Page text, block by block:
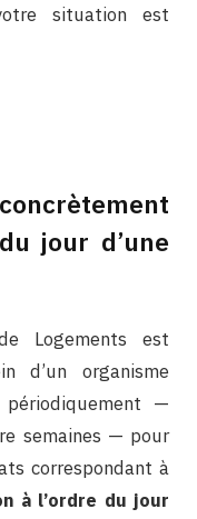
situation est
jour d’une
Logements est
d’un organisme
—
semaines — pour
correspondant à
à l’ordre du jour